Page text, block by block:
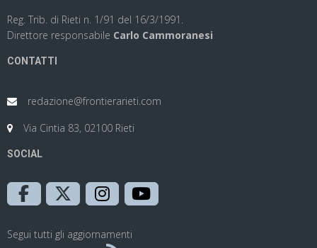
Reg. Trib. di Rieti n. 1/91 del 16/3/1991.
Direttore responsabile Carlo Cammoranesi
CONTATTI
redazione@frontierarieti.com
Via Cintia 83, 02100 Rieti
SOCIAL
Segui tutti gli aggiornamenti